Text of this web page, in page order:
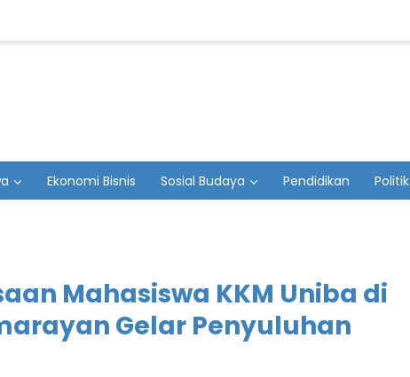
Ekonomi Bisnis Sosial Budaya Pendidikan Politik
Mahasiswa KKM Uniba di
Gelar Penyuluhan